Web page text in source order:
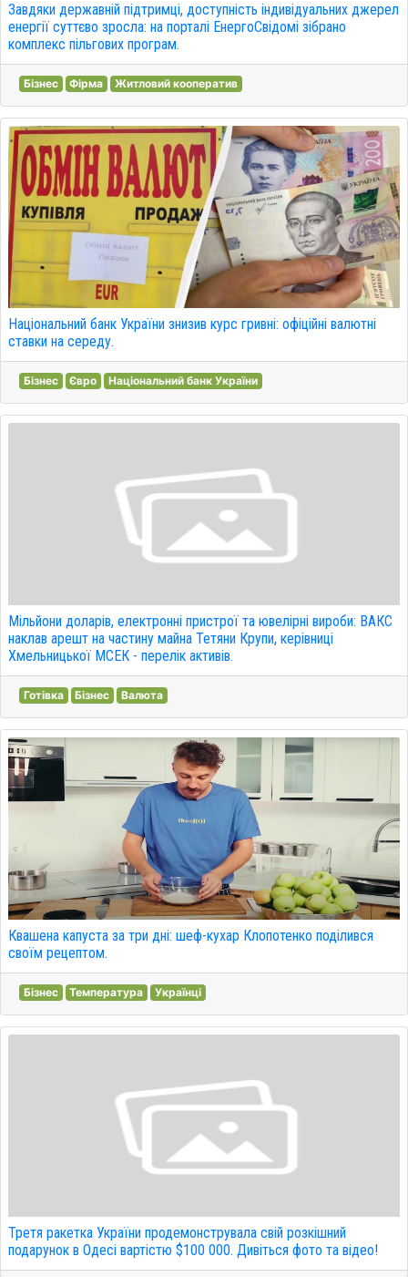
Завдяки державній підтримці, доступність індивідуальних джерел
енергії суттєво зросла: на порталі ЕнергоСвідомі зібрано
комплекс пільгових програм.
Бізнес Фірма Житловий кооператив
Національний банк України знизив курс гривні: офіційні валютні
ставки на середу.
Бізнес Євро Національний банк України
Мільйони доларів, електронні пристрої та ювелірні вироби: ВАКС
наклав арешт на частину майна Тетяни Крупи, керівниці
Хмельницької МСЕК - перелік активів.
Готівка Бізнес Валюта
Квашена капуста за три дні: шеф-кухар Клопотенко поділився
своїм рецептом.
Бізнес Температура Українці
Третя ракетка України продемонструвала свій розкішний
подарунок в Одесі вартістю $100 000. Дивіться фото та відео!